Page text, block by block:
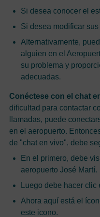
Si desea conocer el
Si desea modificar
Alternativamente,
alguien en el
su problema y
adecuadas.
Conéctese con el chat
dificultad para contactar
llamadas, puede
en el aeropuerto.
de "chat en vivo", debe
En el primero, debe
aeropuerto José Martí.
Luego debe hacer
Ahora aquí está el
este icono.